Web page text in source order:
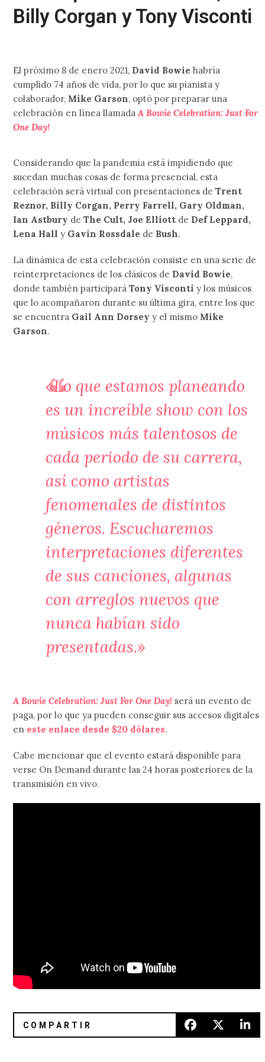
Billy Corgan y Tony Visconti
El próximo 8 de enero 2021, David Bowie habría
cumplido 74 años de vida, por lo que su pianista y
colaborador, Mike Garson, optó por preparar una
celebración en línea llamadaA Bowie Celebration: Just For
One Day!
Considerando que la pandemia está impidiendo que
sucedan muchas cosas de forma presencial, esta
celebración será virtual con presentaciones deTrent
Reznor, Billy Corgan, Perry Farrell, Gary Oldman,
Ian Astbury deThe Cult, Joe Elliott de Def Leppard,
Lena Hall y Gavin Rossdale de Bush.
La dinámica de esta celebración consiste en una serie de
reinterpretaciones de los clásicos de David Bowie,
donde también participará Tony Viscontiy los músicos
que lo acompañaron durante su última gira, entre los que
se encuentra Gail Ann Dorsey y el mismo Mike
Garson.
«Lo que estamos planeando
es un increíble show con los
músicos más talentosos de
cada periodo de su carrera,
así como artistas
fenomenales de distintos
géneros. Escucharemos
interpretaciones diferentes
de sus canciones, algunas
con arreglos nuevos que
nunca habían sido
presentadas.»
A Bowie Celebration: Just For One Day! será un evento de
paga, por lo que ya pueden conseguir sus accesos digitales
en este enlace desde $20 dólares.
Cabe mencionar que el evento estará disponible para
verse On Demand durante las 24 horas posteriores de la
transmisión en vivo.